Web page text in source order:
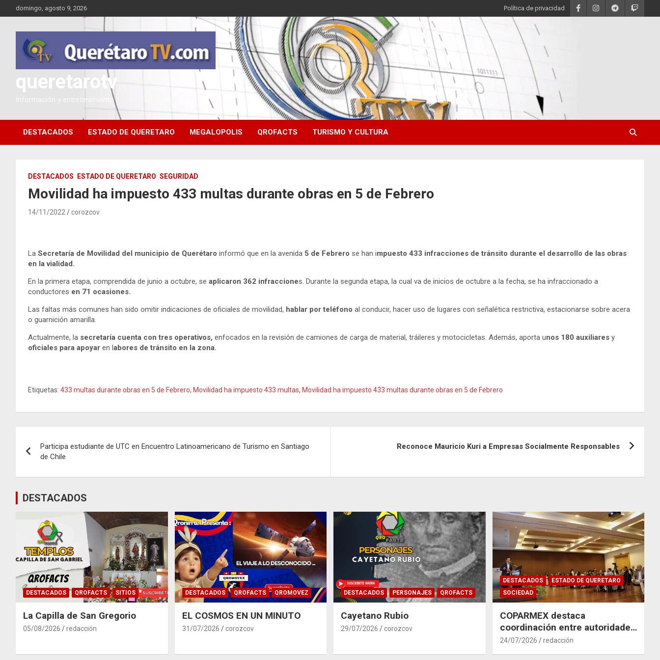
al
domingo, agosto 9, 2026 Política de privacidad
queretarotv
Información y entretenimiento
DESTACADOS ESTADO DE QUERETARO MEGALOPOLIS QROFACTS TURISMO Y CULTURA
DESTACADOS ESTADO DE QUERETARO SEGURIDAD
Movilidad ha impuesto 433 multas durante obras en 5 de Febrero
14/11/2022 corozcov
La Secretaría de Movilidad del municipio de Querétaro informó que en la avenida 5 de Febrero se han impuesto 433 infracciones de tránsito durante el desarrollo de las obras
en la vialidad.
En la primera etapa, comprendida de junio a octubre, se aplicaron 362 infracciones. Durante la segunda etapa, la cual va de inicios de octubre a la fecha, se ha infraccionado a
conductores en 71 ocasiones.
Las faltas más comunes han sido omitir indicaciones de oficiales de movilidad, hablar por teléfono al conducir, hacer uso de lugares con señalética restrictiva, estacionarse sobre acera
o guarnición amarilla.
Actualmente, la secretaría cuenta con tres operativos, enfocados en la revisión de camiones de carga de material, tráileres y motocicletas. Además, aporta unos 180 auxiliares y
oficiales para apoyar en labores de tránsito en la zona.
Etiquetas: 433 multas durante obras en 5 de Febrero, Movilidad ha impuesto 433 multas, Movilidad ha impuesto 433 multas durante obras en 5 de Febrero
de
entradas
Participa estudiante de UTC en Encuentro Latinoamericano de Turismo en Santiago
de Chile
Reconoce Mauricio Kuri a Empresas Socialmente Responsables
DESTACADOS
DESTACADOS QROFACTS SITIOS
La Capilla de San Gregorio
05/08/2026 redacción
DESTACADOS QROFACTS QROMOVEZ
EL COSMOS EN UN MINUTO
31/07/2026 corozcov
DESTACADOS PERSONAJES QROFACTS
Cayetano Rubio
29/07/2026 corozcov
DESTACADOS
ESTADO DE QUERETARO
SOCIEDAD
COPARMEX destaca
coordinación entre autoridades
y empresas para mitigar el
24/07/2026 redacción